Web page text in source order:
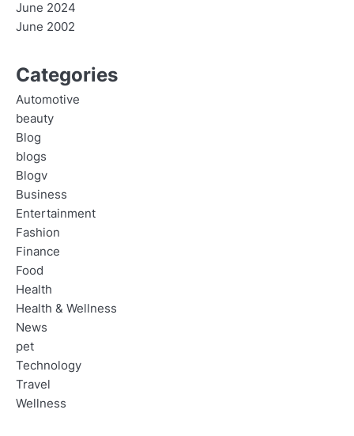
June 2024
June 2002
Categories
Automotive
beauty
Blog
blogs
Blogv
Business
Entertainment
Fashion
Finance
Food
Health
Health & Wellness
News
pet
Technology
Travel
Wellness